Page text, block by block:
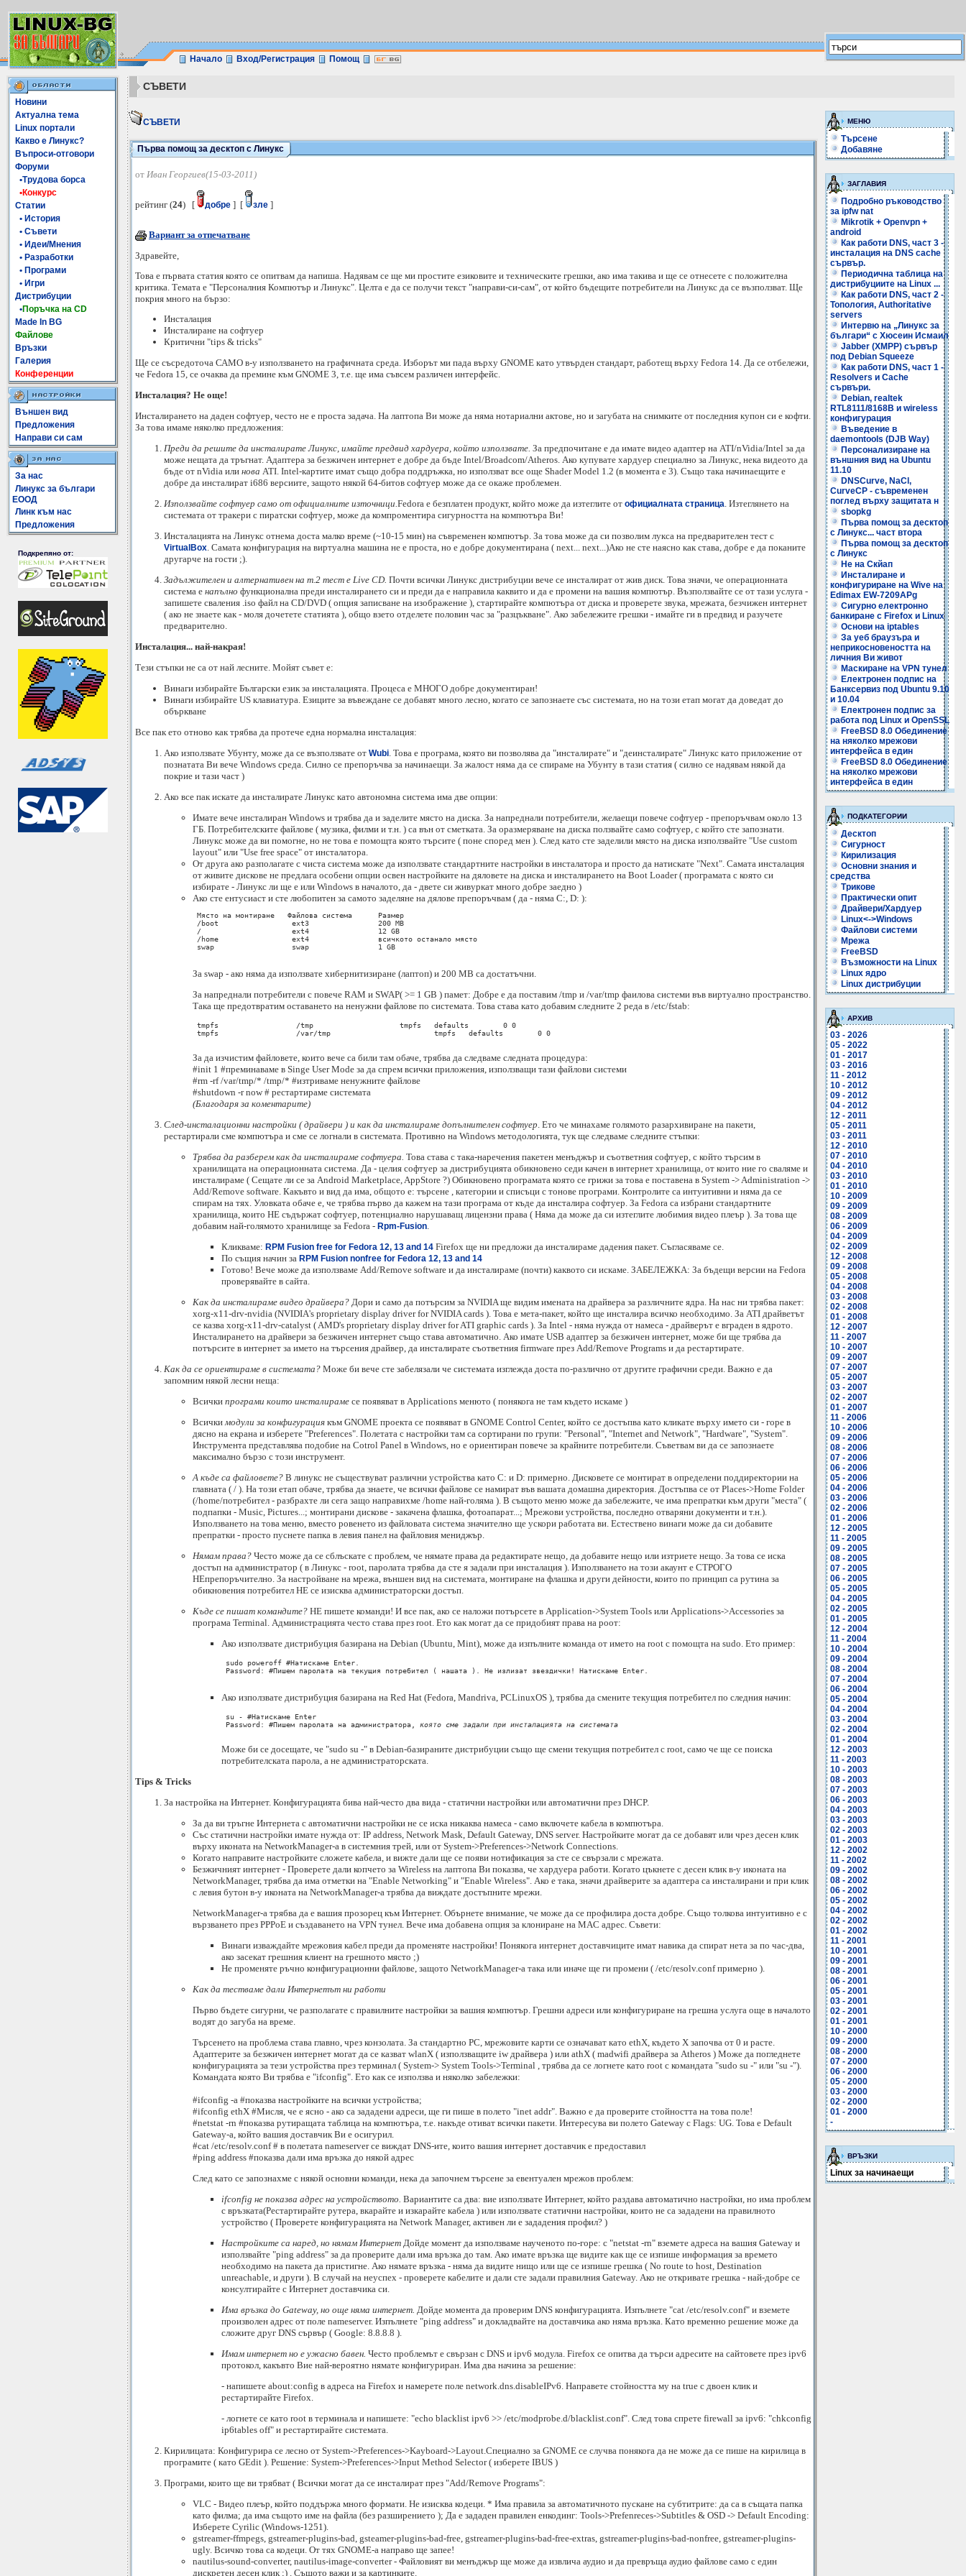
Начало Вход/Регистрация Помощ
Новини
Актуална тема
Linux портали
Какво е Линукс?
Въпроси-отговори
Форуми
•Трудова борса
•Конкурс
Статии
• История
• Съвети
• Идеи/Мнения
• Разработки
• Програми
• Игри
Дистрибуции
•Поръчка на CD
Made In BG
Файлове
Връзки
Галерия
Конференции
Външен вид
Предложения
Направи си сам
За нас
Линукс за българи
ЕООД
Линк към нас
Предложения
Подкрепяно от:
СЪВЕТИ
СЪВЕТИ
Първа помощ за десктоп с Линукс
от Иван Георгиев(15-03-2011)
рейтинг (24) [ добре ] [ зле ]
Вариант за отпечатване
Здравейте,
Това е първата статия която се опитвам да напиша. Надявам се ще ми простите езиковите и техническите грешки, ако има такива и ще се отнесете с положителна
критика. Темата е "Персоналния Компютър и Линукс". Целта е да се получи текст "направи-си-сам", от който бъдещите потребители на Линукс да се възползват. Ще
покрия много на бързо:
Инсталация
Инсталиране на софтуер
Критични "tips & tricks"
Ще се съсредоточа САМО в-у използването на графичната среда. Изборът ми пада върху GNOME като утвърден стандарт, работещ върху Fedora 14. Да се отбележи,
че Fedora 15, се очаква да премине към GNOME 3, т.е. ще има съвсем различен интерфейс.
Инсталация? Не още!
Инсталирането на даден софтуер, често не е проста задача. На лаптопа Ви може да няма нотариални актове, но и загубата на снимките от последния купон си е кофти.
За това имаме няколко предложения:
Преди да решите да инсталирате Линукс, имайте предвид хардуера, който използвате. За предпочитане е да имате видео адаптер на ATI/nVidia/Intel за да
може нещата да тръгнат. Адаптера за безжичен интернет е добре да бъде Intel/Broadcom/Atheros. Ако купувате хардуер специално за Линукс, нека видеото да
бъде от nVidia или нова ATI. Intel-картите имат също добра поддръжка, но използват все още Shader Model 1.2 (в момента е 3). Също така начинаещите е
добре да инсталират i686 версиите, защото някой 64-битов софтуер може да се окаже проблемен.
Използвайте софтуер само от официалните източници. Fedora е безплатен продукт, който може да изтеглите от официалната страница . Изтеглянето на
системата от тракери с пиратски софтуер, може да компроментира сигурността на компютъра Ви!
Инсталацията на Линукс отнема доста малко време (~10-15 мин) на съвременен компютър. За това може да си позволим лукса на предварителен тест с
VirtualBox . Самата конфигурация на виртуална машина не е проста, но е добре документирана ( next... next...)Ако не сте наясно как става, добре е да поканите
другарче на гости ;).
Задължителен и алтернативен на т.2 тест е Live CD. Почти всички Линукс дистрибуции вече се инсталират от жив диск. Това значи, че операционната
система е напълно функционална преди инсталирането си и преди да е направила каквито и да е промени на вашия компютър. Възползвайте се от тази услуга -
запишете сваления .iso файл на CD/DVD ( опция записване на изображение ), стартирайте компютъра от диска и проверете звука, мрежата, безчижен интернет
( ако не знаете как - моля дочетете статията ), общо взето отделете половин час за "разцъкване". Ако забележите грешки - имайте ги в предвид и разучете
предварително.
Инсталация... най-накрая!
Тези стъпки не са от най лесните. Мойят съвет е:
Винаги избирайте Български език за инсталацията. Процеса е МНОГО добре документиран!
Винаги избирайте US клавиатура. Езиците за въвеждане се добавят много лесно, когато се запознаете със системата, но на този етап могат да доведат до
объркване
Все пак ето отново как трябва да протече една нормална инсталация:
Ако използвате Убунту, може да се възползвате от Wubi . Това е програма, която ви позволява да "инсталирате" и "деинсталирате" Линукс като приложение от
познатата Ви вече Windows среда. Силно се препоръчва за начинаещи. За жалост няма да се спираме на Убунту в тази статия ( силно се надявам някой да
покрие и тази част )
Ако все пак искате да инсталирате Линукс като автономна система има две опции:
Имате вече инсталиран Windows и трябва да и заделите място на диска. За напреднали потребители, желаещи повече софтуер - препоръчвам около 13
ГБ. Потребителските файлове ( музика, филми и т.н. ) са вън от сметката. За оразмеряване на диска ползвайте само софтуер, с който сте запознати.
Линукс може да ви помогне, но не това е помощта която търсите ( поне според мен ). След като сте заделили място на диска използвайте "Use custom
layout" или "Use free space" от инсталатора.
От друга ако разполагате с чиста система може да използвате стандартните настройки в инсталатора и просто да натискате "Next". Самата инсталация
от живите дискове не предлага особени опции освен настройките на дяловете на диска и инсталирането на Boot Loader ( програмата с която си
избирате - Линукс ли ще е или Windows в началото, да - двете си живуркат много добре заедно )
Ако сте ентусиаст и сте любопитен за самото заделяне на дялове препоръчвам ( да - няма C:, D: ):
Място на монтиране   Файлова системa      Размер
/boot                 ext3                200 MB
/                     ext4                12 GB
/home                 ext4                всичкото останало място
swap                  swap                1 GB
За swap - ако няма да използвате хибернитизиране (лаптоп) и 200 МB са достатъчни.
За напреднали потребители с повече RAM и SWAP( >= 1 GB ) памет: Добре е да поставим /tmp и /var/tmp фаилова системи във виртуално пространство.
Така ще предотвратим оставането на ненужни файлове по системата. Това става като добавим следните 2 реда в /etc/fstab:
tmpfs			/tmp			tmpfs	defaults	0 0
tmpfs			/var/tmp			tmpfs	defaults	0 0
За да изчистим файловете, които вече са били там обаче, трябва да следваме следната процедура:
#init 1 #преминаваме в Singe User Mode за да спрем всички приложения, използващи тази файлови системи
#rm -rf /var/tmp/* /tmp/* #изтриваме ненужните файлове
#shutdown -r now # рестартираме системата
(Благодаря за коментарите)
След-инсталационни настройки ( драйвери ) и как да инсталираме допълнителен софтуер . Ето че минахаме голямото разархивиране на пакети,
рестартирали сме компютъра и сме се логнали в системата. Противно на Windows методологията, тук ще следваме следните стъпки:
Трябва да разберем как да инсталираме софтуера. Това става с така-наречения пакетен менъджър и съответния софтуер, с който търсим в
хранилищата на операционната система. Да - целия софтуер за дистрибуцията обикновено седи качен в интернет хранилища, от които ние го сваляме и
инсталираме ( Сещате ли се за Android Marketplace, AppStore ?) Обикновено програмата която се грижи за това е поставена в System -> Administration ->
Add/Remove software. Какъвто и вид да има, общото е: търсене , категории и списъци с тонове програми. Контролите са интуитивни и няма да се
спирам на тях. Уловката обаче е, че трябва първо да кажем на тази програма от къде да инсталира софтуер. За Fedora са избрани стандартните
хранилища, които НЕ съдържат софтуер, потенциално нарушаващ лицензни права ( Няма да може да си изтеглите любимия видео плеър ). За това ще
добавим нaй-голямото хранилище за Fedora - Rpm-Fusion
Кликваме: RPM Fusion free for Fedora 12, 13 and 14 Firefox ще ни предложи да инсталираме дадения пакет. Съгласяваме се.
По същия начин за RPM Fusion nonfree for Fedora 12, 13 and 14
Готово! Вече може да използваме Add/Remove software и да инсталираме (почти) каквото си искаме. ЗАБЕЛЕЖКА: За бъдещи версии на Fedora
проверявайте в сайта.
Как да инсталираме видео драйвера? Дори и само да потърсим за NVIDIA ще видим имената на драйвера за различните ядра. На нас ни трябва пакет:
xorg-x11-drv-nvidia (NVIDIA's proprietary display driver for NVIDIA cards ). Това е мета-пакет, който ще инсталира всичко необходимо. За ATI драйветът
се казва xorg-x11-drv-catalyst ( AMD's proprietary display driver for ATI graphic cards ). За Intel - няма нужда от намеса - драйверът е вграден в ядрото.
Инсталирането на драйвери за безжичен интернет също става автоматично. Ако имате USB адаптер за безжичен интернет, може би ще трябва да
потърсите в интернет за името на търсения драйвер, да инсталирате съответния firmware през Add/Remove Programs и да рестартирате.
Как да се ориентираме в системата? Може би вече сте забелязали че системата изглежда доста по-различно от другите графични среди. Важно е да
запомним някой лесни неща:
Всички програми които инсталираме се появяват в Applications менюто ( понякога не там където искаме )
Всички модули за конфигурация към GNOME проекта се появяват в GNOME Control Center, който се достъпва като кликате върху името си - горе в
дясно на екрана и изберете "Preferences". Полетата с настройки там са сортирани по групи: "Personal", "Internet and Network", "Hardware", "System".
Инструмента представлява подобие на Cotrol Panel в Windows, но е ориентиран повече за крайните потребители. Съветвам ви да се запознаете
максимално бързо с този инструмент.
А къде са файловете? В линукс не съществуват различни устройства като C: и D: примерно. Дисковете се монтират в определени поддиректории на
главната ( / ). На този етап обаче, трябва да знаете, че всички файлове се намират във вашата домашна директория. Достъпва се от Places->Home Folder
(/home/потребител - разбрахте ли сега защо направихме /home най-голяма ). В същото меню може да забележите, че има препратки към други "места" (
подпапки - Music, Pictures...; монтирани дискове - закачена флашка, фотоапарат...; Мрежови устройства, последно отваряни документи и т.н.).
Използването на това меню, вместо ровенето из файловата система значително ще ускори работата ви. Естествено винаги може да си добавите
препратки - просто пуснете папка в левия панел на файловия мениджър.
Нямам права? Често може да се сблъскате с проблем, че нямате права да редактирате нещо, да добавите нещо или изтриете нещо. За това се иска
достъп на администратор ( в Линукс - root, паролата трябва да сте я задали при инсталация ). Използването на този акаунт е СТРОГО
НЕпрепоръчително. За настройване на мрежа, външен вид на системата, монтиране на флашка и други дейности, които по принцип са рутина за
обикновения потребител НЕ се изисква администраторски достъп.
Къде се пишат командите? НЕ пишете команди! И все пак, ако се наложи потърсете в Application->System Tools или Applications->Accessories за
програма Terminal. Администрацията често става през root. Ето как могат да се придобият права на роот:
Aко използватe дистрибуция базирана на Debian (Ubuntu, Mint), може да изпълните команда от името на root с помощта на sudo. Ето пример:
sudo poweroff #Натискаме Enter.
Password: #Пишем паролата на текущия потребител ( нашата ). Не излизат звездички! Натискаме Enter.
Ако използвате дистрибуция базирана на Red Hat (Fedora, Mandriva, PCLinuxOS ), трябва да смените текущия потребител по следния начин:
su - #Натискаме Enter
Password: #Пишем паролата на администратора, която сме задали при инсталацията на системата
Може би се досещате, че "sudo su -" в Debian-базираните дистрибуции също ще смени текущия потребител с root, само че ще се поиска
потребителската парола, а не администраторската.
Tips & Tricks
За настройка на Интернет. Конфигурацията бива най-често два вида - статични настройки или автоматични през DHCP.
За да ви тръгне Интернета с автоматични настройки не се иска никаква намеса - само включете кабела в компютъра.
Със статични настройки имате нужда от: IP address, Network Mask, Default Gateway, DNS server. Настройките могат да се добавят или чрез десен клик
върху иконата на NetworkManager-a в системния трей, или от System->Preferences->Network Connections.
Когато направите настройките сложете кабела, и вижте дали ще се появи нотификация за сте се свързали с мрежата.
Безжичният интернет - Проверете дали копчето за Wireless на лаптопа Ви показва, че хардуера работи. Когато цъкнете с десен клик в-у иконата на
NetworkManager, трябва да има отметки на "Enable Networking" и "Enable Wireless". Ако е така, значи драйверите за адаптера са инсталирани и при клик
с левия бутон в-у иконата на NetworkManager-a трябва да виждате достъпните мрежи.
NetworkManager-a трябва да е вашия прозорец към Интернет. Обърнете внимание, че може да се профилира доста добре. Също толкова интуитивно е с
вързването през PPPoE и създаването на VPN тунел. Вече има добавена опция за клониране на MAC адрес. Съвети:
Винаги изваждайте мрежовия кабел преди да променяте настройки! Понякога интернет доставчиците имат навика да спират нета за по час-два,
ако засекат грешния клиент на грешното място ;)
Не променяте ръчно конфигурационни файлове, защото NetworkManager-a така или иначе ще ги промени ( /etc/resolv.conf примерно ).
Как да тестваме дали Интернетът ни работи
Първо бъдете сигурни, че разполагате с правилните настройки за вашия компютър. Грешни адреси или конфигуриране на грешна услуга още в началото
водят до загуба на време.
Търсенето на проблема става главно, чрез конзолата. За стандартно PC, мрежовите карти се означават като ethX, където X започва от 0 и расте.
Адаптерите за безжичен интернет могат да се казват wlanX ( използващите iw драйвера ) или athX ( madwifi драйвера за Atheros ) Може да погледнете
конфигурацията за тези устройства през терминал ( System-> System Tools->Terminal , трябва да се логнете като root с командата "sudo su -" или "su -").
Командата която Ви трябва е "ifconfig". Ето как се използва и няколко забележки:
#ifconfig -a #показва настройките на всички устройства;
#ifconfig ethX #Мисля, че е ясно - ако са зададени адреси, ще ги пише в полето "inet addr". Важно е да проверите стойността на това поле!
#netstat -rn #показва рутиращата таблица на компютъра, т.е. накъде отиват всички пакети. Интересува ви полето Gateway с Flags: UG. Това е Default
Gateway-a, който вашия доставчик Ви е осигурил.
#cat /etc/resolv.conf # в полетата nameserver се виждат DNS-ите, които вашия интернет доставчик е предоставил
#ping address #показва дали има връзка до някой адрес
След като се запознахме с някой основни команди, нека да започнем търсене за евентуален мрежов проблем:
ifconfig не показва адрес на устройството. Вариантите са два: вие използвате Интернет, който раздава автоматично настройки, но има проблем
с връзката(Рестартирайте рутера, вкарайте и изкарайте кабела ) или използвате статични настройки, които не са зададени на правилното
устройство ( Проверете конфигурацията на Network Manager, активен ли е зададения профил? )
Настройките са наред, но нямам Интернет Дойде момент да използваме наученото по-горе: с "netstat -rn" вземете адреса на вашия Gateway и
използвайте "ping address" за да проверите дали има връзка до там. Ако имате връзка ще видите как ще се изпише информация за времето
необходимо на пакета да пристигне. Ако нямате връзка - няма да видите нищо или ще се изпише грешка ( No route to host, Destination
unreachable, и други ). В случай на неуспех - проверете кабелите и дали сте задали правилния Gateway. Ако не откривате грешка - най-добре се
консултирайте с Интернет доставчика си.
Има връзка до Gateway, но още няма интернет. Дойде момента да проверим DNS конфигурацията. Изпълнете "cat /etc/resolv.conf" и вземете
произволен адрес от поле nameserver. Изпълнете "ping address" и докладвайте на доставчика ако няма връзка. Като временно решение може да
сложите друг DNS сървър ( Google: 8.8.8.8 ).
Имам интернет но е ужасно бавен. Често проблемът е свързан с DNS и ipv6 модула. Firefox се опитва да търси адресите на сайтовете през ipv6
протокол, какъвто Вие най-вероятно нямате конфигуриран. Има два начина за решение:
- напишете about:config в адреса на Firefox и намерете поле network.dns.disableIPv6. Направете стойността му на true с двоен клик и
рестартирайте Firefox.
- логнете се като root в терминала и напишете: "echo blacklist ipv6 >> /etc/modprobe.d/blacklist.conf". След това спрете firewall за ipv6: "chkconfig
ip6tables off" и рестартирайте системата.
Кирилицата: Конфигурира се лесно от System->Preferences->Kayboard->Layout.Специално за GNOME се случва понякога да не може да се пише на кирилица в
програмите ( като GEdit ). Решение: System->Preferences->Input Method Selector ( изберете IBUS )
Програми, които ще ви трябват ( Всички могат да се инсталират през "Add/Remove Programs":
VLC - Видео плеър, който поддържа много формати. Не изисква кодеци. * Има правила за автоматичното пускане на субтитрите: да са в същата папка
като филма; да има същото име на файла (без разширението ); Да е зададен правилен енкодинг: Tools->Prefenreces->Subtitles & OSD -> Default Encoding:
Изберете Cyrilic (Windows-1251).
gstreamer-ffmpegs, gstreamer-plugins-bad, gsteamer-plugins-bad-free, gstreamer-plugins-bad-free-extras, gstreamer-plugins-bad-nonfree, gstreamer-plugins-
ugly. Всичко това са кодеци. От тях GNOME-a направо ще запее!
nautilus-sound-converter, nautilus-image-converter - Файловият ви менъджър ще може да извлича аудио и да превръща аудио файлове само с един
дискретен десен клик ;) . Същото важи и за картинките.
МЕНЮ
Търсене
Добавяне
ЗАГЛАВИЯ
Подробно ръководство
за ipfw nat
Mikrotik + Openvpn +
android
Как работи DNS, част 3 -
инсталация на DNS cache
сървър.
Периодична таблица на
дистрибуциите на Linux ...
Как работи DNS, част 2 -
Топология, Authoritative
servers
Интервю на „Линукс за
българи“ с Хюсеин Исмаил
Jabber (XMPP) сървър
под Debian Squeeze
Как работи DNS, част 1 -
Resolvers и Cache
сървъри.
Debian, realtek
RTL8111/8168B и wireless
конфигурация
Въведение в
daemontools (DJB Way)
Персонализиране на
външния вид на Ubuntu
11.10
DNSCurve, NaCl,
CurveCP - съвременен
поглед върху защитата н
sbopkg
Първа помощ за десктоп
с Линукс... част втора
Първа помощ за десктоп
с Линукс
Не на Скйап
Инсталиране и
конфигуриране на Wive на
Edimax EW-7209APg
Сигурно електронно
банкиране с Firefox и Linux
Основи на iptables
За уеб браузъра и
неприкосновеността на
личния Ви живот
Маскиране на VPN тунел
Електронен подпис на
Банксервиз под Ubuntu 9.10
и 10.04
Електронен подпис за
работа под Linux и OpenSSL
FreeBSD 8.0 Обединение
на няколко мрежови
интерфейса в един
FreeBSD 8.0 Обединение
на няколко мрежови
интерфейса в един
ПОДКАТЕГОРИИ
Десктоп
Сигурност
Кирилизация
Основни знания и
средства
Трикове
Практически опит
Драйвери/Хардуер
Linux<->Windows
Файлови системи
Мрежа
FreeBSD
Възможности на Linux
Linux ядро
Linux дистрибуции
АРХИВ
03 - 2026
05 - 2022
01 - 2017
03 - 2016
11 - 2012
10 - 2012
09 - 2012
04 - 2012
12 - 2011
05 - 2011
03 - 2011
12 - 2010
07 - 2010
04 - 2010
03 - 2010
01 - 2010
10 - 2009
09 - 2009
08 - 2009
06 - 2009
04 - 2009
02 - 2009
12 - 2008
09 - 2008
05 - 2008
04 - 2008
03 - 2008
02 - 2008
01 - 2008
12 - 2007
11 - 2007
10 - 2007
09 - 2007
07 - 2007
05 - 2007
03 - 2007
02 - 2007
01 - 2007
11 - 2006
10 - 2006
09 - 2006
08 - 2006
07 - 2006
06 - 2006
05 - 2006
04 - 2006
03 - 2006
02 - 2006
01 - 2006
12 - 2005
11 - 2005
09 - 2005
08 - 2005
07 - 2005
06 - 2005
05 - 2005
04 - 2005
02 - 2005
01 - 2005
12 - 2004
11 - 2004
10 - 2004
09 - 2004
08 - 2004
07 - 2004
06 - 2004
05 - 2004
04 - 2004
03 - 2004
02 - 2004
01 - 2004
12 - 2003
11 - 2003
10 - 2003
08 - 2003
07 - 2003
06 - 2003
04 - 2003
03 - 2003
02 - 2003
01 - 2003
12 - 2002
11 - 2002
09 - 2002
08 - 2002
06 - 2002
05 - 2002
04 - 2002
02 - 2002
01 - 2002
11 - 2001
10 - 2001
09 - 2001
08 - 2001
06 - 2001
05 - 2001
03 - 2001
02 - 2001
01 - 2001
10 - 2000
09 - 2000
08 - 2000
07 - 2000
06 - 2000
05 - 2000
03 - 2000
02 - 2000
01 - 2000
-
ВРЪЗКИ
Linux за начинаещи